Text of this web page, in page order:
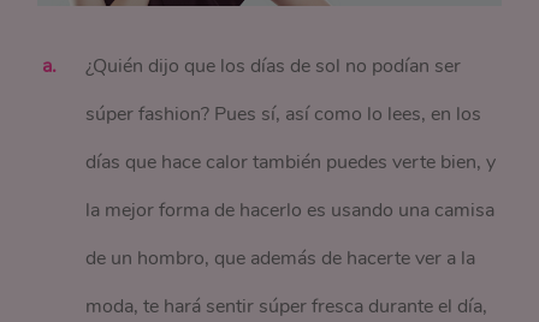
¿Quién dijo que los días de sol no podían ser
súper fashion? Pues sí, así como lo lees, en los
días que hace calor también puedes verte bien, y
la mejor forma de hacerlo es usando una camisa
de un hombro, que además de hacerte ver a la
moda, te hará sentir súper fresca durante el día,